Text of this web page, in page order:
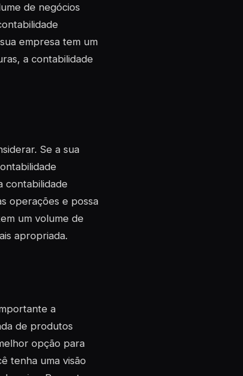
de negócios
empresa tem um
a contabilidade
Se a sua
contabilidade
operações e possa
um volume de
apropriada.
a
de produtos
opção para
tenha uma visão